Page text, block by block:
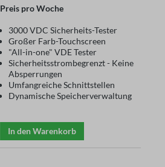
Preis pro Woche
3000 VDC Sicherheits-Tester
Großer Farb-Touchscreen
"All-in-one" VDE Tester
Sicherheitsstrombegrenzt - Keine
Absperrungen
Umfangreiche Schnittstellen
Dynamische Speicherverwaltung
In den Warenkorb